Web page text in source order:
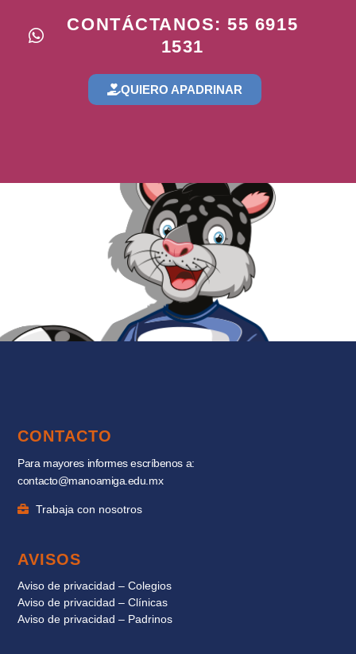
CONTÁCTANOS: 55 6915
1531
QUIERO APADRINAR
CONTACTO
Para mayores informes escríbenos a:
contacto@manoamiga.edu.mx
Trabaja con nosotros
AVISOS
Aviso de privacidad – Colegios
Aviso de privacidad – Clínicas
Aviso de privacidad – Padrinos